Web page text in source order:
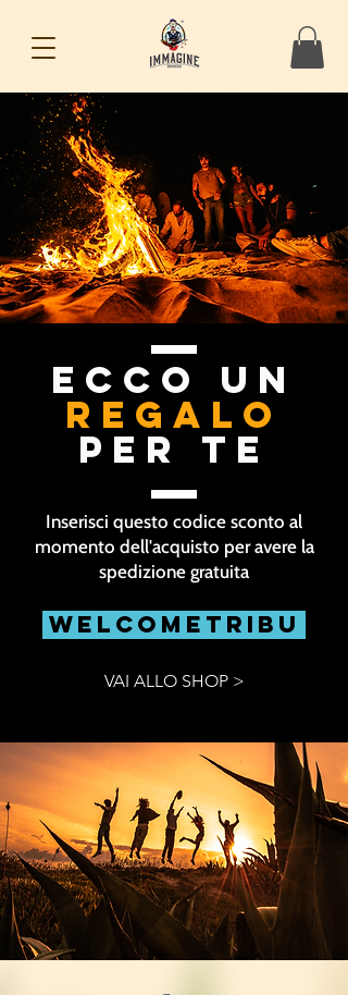
ECCO UN
REGALO
PER TE
Inserisci questo codice sconto al
momento dell'acquisto per avere la
spedizione gratuita
WELCOMETRIBU
VAI ALLO SHOP >